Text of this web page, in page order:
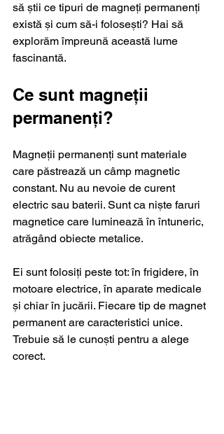
să știi ce tipuri de magneți permanenți
există și cum să-i folosești? Hai să
explorăm împreună această lume
fascinantă.
Ce sunt magneții
permanenți?
Magneții permanenți sunt materiale
care păstrează un câmp magnetic
constant. Nu au nevoie de curent
electric sau baterii. Sunt ca niște faruri
magnetice care luminează în întuneric,
atrăgând obiecte metalice.
Ei sunt folosiți peste tot: în frigidere, în
motoare electrice, în aparate medicale
și chiar în jucării. Fiecare tip de magnet
permanent are caracteristici unice.
Trebuie să le cunoști pentru a alege
corect.